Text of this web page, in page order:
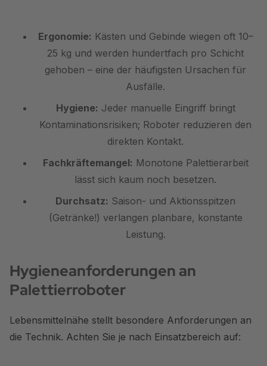
Ergonomie: Kästen und Gebinde wiegen oft 10–
25 kg und werden hundertfach pro Schicht
gehoben – eine der häufigsten Ursachen für
Ausfälle.
Hygiene: Jeder manuelle Eingriff bringt
Kontaminationsrisiken; Roboter reduzieren den
direkten Kontakt.
Fachkräftemangel: Monotone Palettierarbeit
lässt sich kaum noch besetzen.
Durchsatz: Saison- und Aktionsspitzen
(Getränke!) verlangen planbare, konstante
Leistung.
Hygieneanforderungen an
Palettierroboter
Lebensmittelnähe stellt besondere Anforderungen an
die Technik. Achten Sie je nach Einsatzbereich auf: